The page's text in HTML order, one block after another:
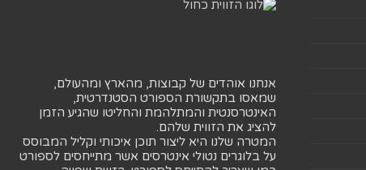
אנחנו אוהדים של קבוצות, מהארץ ומהעולם,
שמאסו בתקשורת הספורט הסטנדרטית,
האינטרסנטית והמתלהמת והחליטו שהגיע הזמן
להציג את הזווית שלהם.
המטרה שלנו היא ליצור תוכן איכותי וקליל המבוסס
על בלוגרים נטולי אינטרסים אשר מתייחסים לספורט